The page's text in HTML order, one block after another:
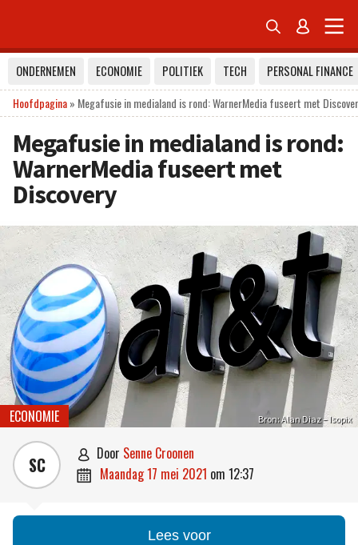
 
ONDERNEMEN ECONOMIE POLITIEK TECH
PERSONAL FINANCE
Hoofdpagina» Megafusie in medialand is rond: WarnerMedia fuseert met
Megafusie in medialand is rond:
WarnerMedia fuseert met
Discovery
Bron: Alan Diaz – Isopix
ECONOMIE
SC  door Senne Croonen
 maandag 17 mei 2021 om 12:37
Lees voor